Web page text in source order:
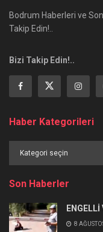
Bodrum Haberleri ve
Takip Edin!..
Bizi Takip Edin!..
Haber Kategorileri
Kategorileri
Son Haberler
8